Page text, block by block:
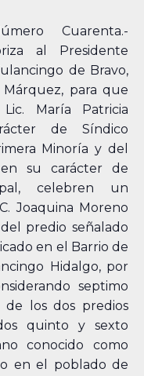
Cuarenta.-
al Presidente
de Bravo,
para que
María Patricia
de Síndico
Minoría y del
su carácter de
celebren un
Joaquina Moreno
predio señalado
en el Barrio de
Hidalgo, por
septimo
los dos predios
quinto y sexto
conocido como
en el poblado de